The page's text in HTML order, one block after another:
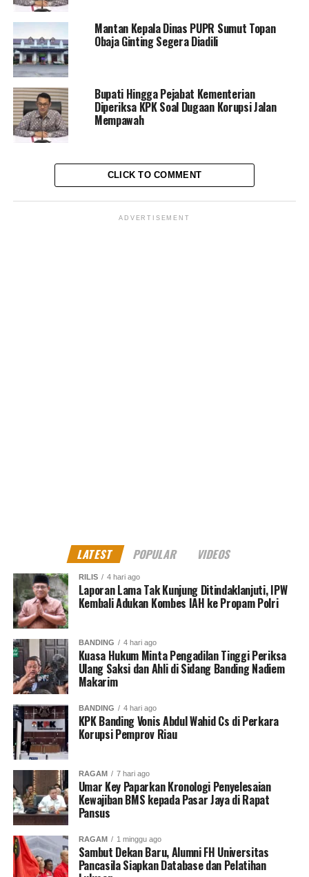
KALIMANTAN BARAT
Kasus Suap Pengurusan TKA, KPK Periksa Sejumlah
Pejabat Kemnaker
DON'T MISS
Dugaan Rasuah Dana CSR, KPK Panggil Petinggi BI
Jurnalis / Editor - Pengalaman Majalah, dan Multimedia.
Mantan Kepala Dinas PUPR Sumut Topan
Obaja Ginting Segera Diadili
Bupati Hingga Pejabat Kementerian
Diperiksa KPK Soal Dugaan Korupsi Jalan
Mempawah
CLICK TO COMMENT
ADVERTISEMENT
LATEST POPULAR VIDEOS
RILIS 4 hari ago
Laporan Lama Tak Kunjung Ditindaklanjuti, IPW
Kembali Adukan Kombes IAH ke Propam Polri
BANDING 4 hari ago
Kuasa Hukum Minta Pengadilan Tinggi Periksa
Ulang Saksi dan Ahli di Sidang Banding Nadiem
Makarim
BANDING 4 hari ago
KPK Banding Vonis Abdul Wahid Cs di Perkara
Korupsi Pemprov Riau
RAGAM 7 hari ago
Umar Key Paparkan Kronologi Penyelesaian
Kewajiban BMS kepada Pasar Jaya di Rapat
Pansus
RAGAM 1 minggu ago
Sambut Dekan Baru, Alumni FH Universitas
Pancasila Siapkan Database dan Pelatihan